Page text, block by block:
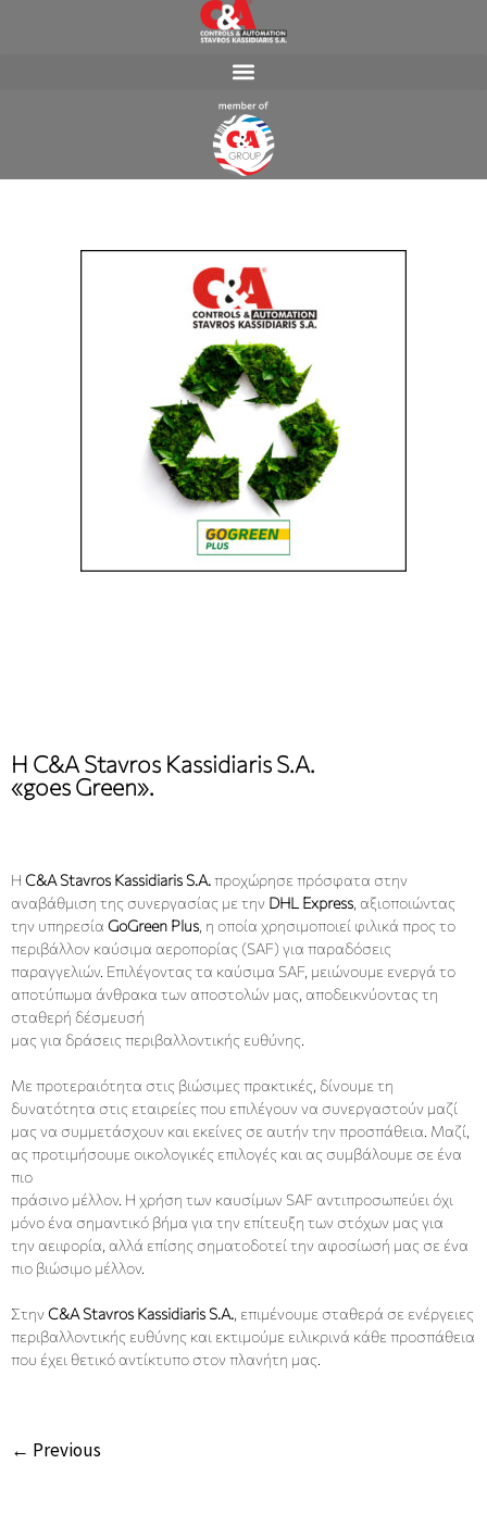
Η C&A Stavros Kassidiaris S.A.
«goes Green».
Η C&A Stavros Kassidiaris S.A.προχώρησε πρόσφατα στην
αναβάθμιση της συνεργασίας με την DHL Express, αξιοποιώντας
την υπηρεσία GoGreen Plus, η οποία χρησιμοποιεί φιλικά προς το
περιβάλλον καύσιμα αεροπορίας (SAF) για παραδόσεις
παραγγελιών. Επιλέγοντας τα καύσιμα SAF, μειώνουμε ενεργά το
αποτύπωμα άνθρακα των αποστολών μας, αποδεικνύοντας τη
σταθερή δέσμευσή
μας για δράσεις περιβαλλοντικής ευθύνης.
Με προτεραιότητα στις βιώσιμες πρακτικές, δίνουμε τη
δυνατότητα στις εταιρείες που επιλέγουν να συνεργαστούν μαζί
μας να συμμετάσχουν και εκείνες σε αυτήν την προσπάθεια. Μαζί,
ας προτιμήσουμε οικολογικές επιλογές και ας συμβάλουμε σε ένα
πιο
πράσινο μέλλον. Η χρήση των καυσίμων SAF αντιπροσωπεύει όχι
μόνο ένα σημαντικό βήμα για την επίτευξη των στόχων μας για
την αειφορία, αλλά επίσης σηματοδοτεί την αφοσίωσή μας σε ένα
πιο βιώσιμο μέλλον.
ΣτηνC&A Stavros Kassidiaris S.A., επιμένουμε σταθερά σε ενέργειες
περιβαλλοντικής ευθύνης και εκτιμούμε ειλικρινά κάθε προσπάθεια
που έχει θετικό αντίκτυπο στον πλανήτη μας.
← Previous